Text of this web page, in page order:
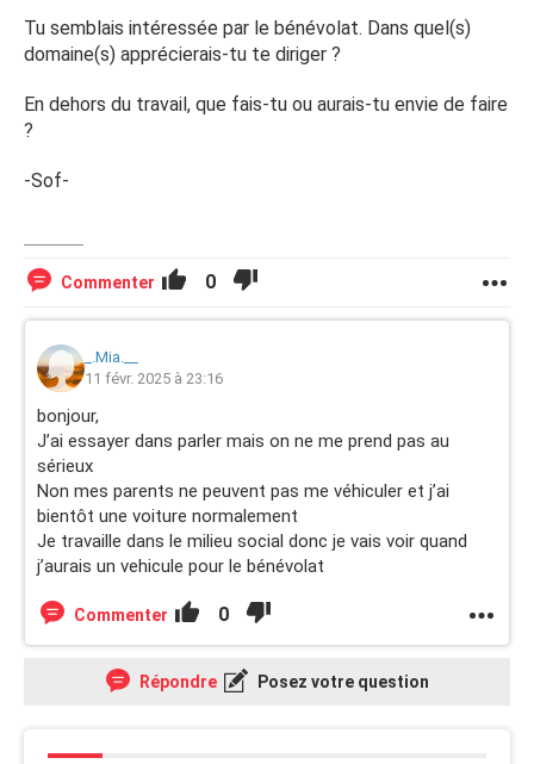
Tu semblais intéressée par le bénévolat. Dans quel(s)
domaine(s) apprécierais-tu te diriger ?
En dehors du travail, que fais-tu ou aurais-tu envie de faire
?
-Sof-
Commenter 0
_.Mia.__
11 févr. 2025 à 23:16
bonjour,
J’ai essayer dans parler mais on ne me prend pas au
sérieux
Non mes parents ne peuvent pas me véhiculer et j’ai
bientôt une voiture normalement
Je travaille dans le milieu social donc je vais voir quand
j’aurais un vehicule pour le bénévolat
Commenter 0
Répondre Posez votre question